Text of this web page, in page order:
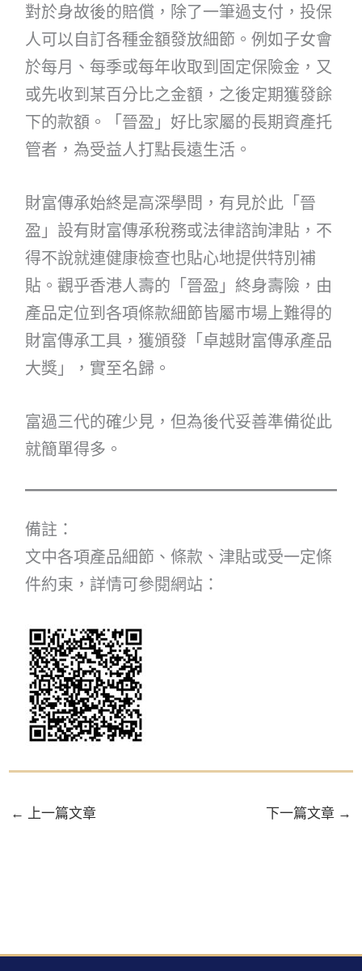
對於身故後的賠償，除了一筆過支付，投保
人可以自訂各種金額發放細節。例如子女會
於每月、每季或每年收取到固定保險金，又
或先收到某百分比之金額，之後定期獲發餘
下的款額。「晉盈」好比家屬的長期資產托
管者，為受益人打點長遠生活。
財富傳承始終是高深學問，有見於此「晉
盈」設有財富傳承稅務或法律諮詢津貼，不
得不說就連健康檢查也貼心地提供特別補
貼。觀乎香港人壽的「晉盈」終身壽險，由
產品定位到各項條款細節皆屬巿場上難得的
財富傳承工具，獲頒發「卓越財富傳承產品
大獎」，實至名歸。
富過三代的確少見，但為後代妥善準備從此
就簡單得多。
備註：
文中各項產品細節、條款、津貼或受一定條
件約束，詳情可參閱網站：
← 上一篇文章 下一篇文章 →